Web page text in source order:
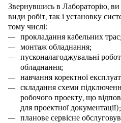
Звернувшись в Лабораторію,
види робіт, так і установку
тому числі:
прокладання кабельних трас;
монтаж обладнання;
пусконалагоджувальні
обладнання;
навчання коректної
складання схеми
робочого проекту, що
для проектної документації);
планове сервісне